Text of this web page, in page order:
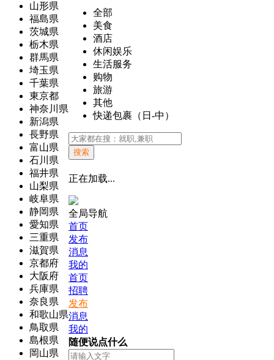
山形県
福島県
茨城県
栃木県
群馬県
埼玉県
千葉県
東京都
神奈川県
新潟県
長野県
富山県
石川県
福井県
山梨県
岐阜県
静岡県
愛知県
三重県
滋賀県
京都府
大阪府
兵庫県
奈良県
和歌山県
鳥取県
島根県
岡山県
全部
美食
酒店
休闲娱乐
生活服务
购物
旅游
其他
快递包裹（日-中）
搜索
正在加载...
全局导航
首页
发布
消息
我的
首页
招聘
发布
消息
我的
随便说点什么